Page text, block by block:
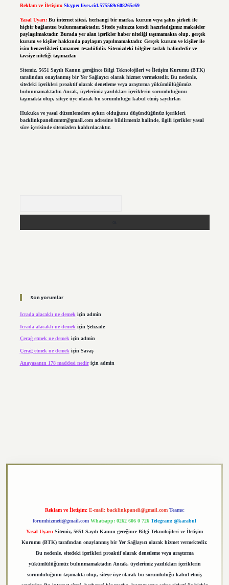
Reklam ve İletişim: Skype: live:.cid.575569c608265c69
Yasal Uyarı: Bu internet sitesi, herhangi bir marka, kurum veya şahıs şirketi ile
hiçbir bağlantısı bulunmamaktadır. Sitede yalnızca kendi hazırladığımız makaleler
paylaşılmaktadır. Burada yer alan içerikler haber niteliği taşımamakta olup, gerçek
kurum ve kişiler hakkında paylaşım yapılmamaktadır. Gerçek kurum ve kişiler ile
isim benzerlikleri tamamen tesadüfidir. Sitemizdeki bilgiler taslak halindedir ve
tavsiye niteliği taşımazlar.
Sitemiz, 5651 Sayılı Kanun gereğince Bilgi Teknolojileri ve İletişim Kurumu (BTK)
tarafından onaylanmış bir Yer Sağlayıcı olarak hizmet vermektedir. Bu nedenle,
sitedeki içerikleri proaktif olarak denetleme veya araştırma yükümlülüğümüz
bulunmamaktadır. Ancak, üyelerimiz yazdıkları içeriklerin sorumluluğunu
taşımakta olup, siteye üye olarak bu sorumluluğu kabul etmiş sayılırlar.
Hukuka ve yasal düzenlemelere aykırı olduğunu düşündüğünüz içerikleri,
backlinkpanelicomtr@gmail.comadresine bildirmeniz halinde, ilgili içerikler yasal
süre içerisinde sitemizden kaldırılacaktır.
Son yorumlar
Icrada alacaklı ne demek için admin
Icrada alacaklı ne demek için Şehzade
Çerağ etmek ne demekiçin admin
Çerağ etmek ne demek için Savaş
Anayasanın 178 maddesi nediriçin admin
Reklam ve İletişim: E-mail: backlinkpaneli@gmail.com Teams:
forumhizmeti@gmail.com Whatsapp: 0262 606 0 726 Telegram: @karabul
Yasal Uyarı: Sitemiz, 5651 Sayılı Kanun gereğince Bilgi Teknolojileri ve İletişim
Kurumu (BTK) tarafından onaylanmış bir Yer Sağlayıcı olarak hizmet vermektedir.
Bu nedenle, sitedeki içerikleri proaktif olarak denetleme veya araştırma
yükümlülüğümüz bulunmamaktadır. Ancak, üyelerimiz yazdıkları içeriklerin
sorumluluğunu taşımakta olup, siteye üye olarak bu sorumluluğu kabul etmiş